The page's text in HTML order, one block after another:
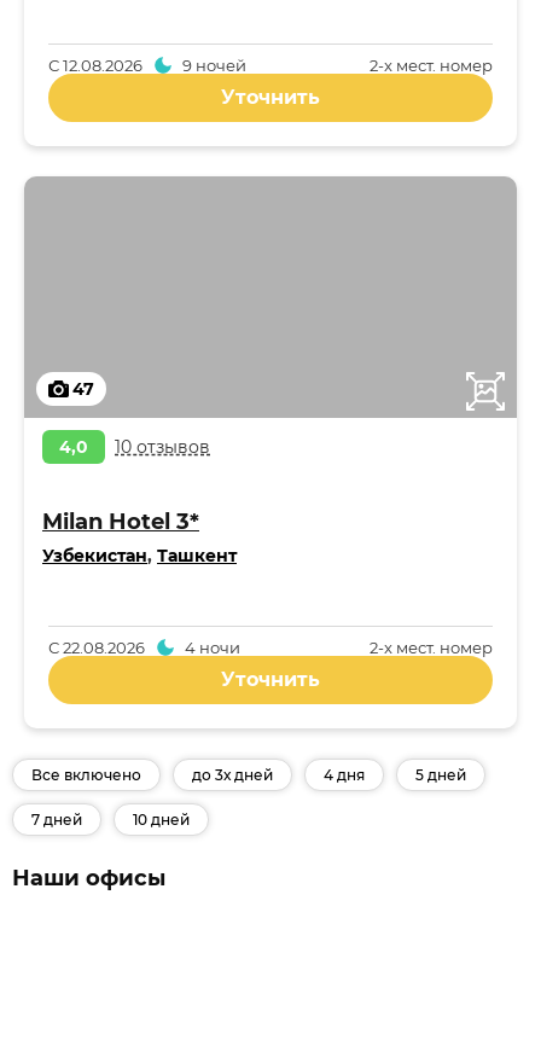
2-x мест. номер
С12.08.2026 9 ночей
Уточнить
47
4,0 10 отзывов
Milan Hotel 3*
Узбекистан, Ташкент
2-x мест. номер
С22.08.2026 4 ночи
Уточнить
Все включено до 3х дней 4 дня 5 дней
7 дней 10 дней
Наши офисы